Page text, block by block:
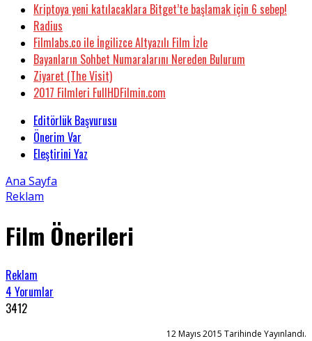
Kriptoya yeni katılacaklara Bitget’te başlamak için 6 sebep!
Radius
Filmlabs.co ile İngilizce Altyazılı Film İzle
Bayanların Sohbet Numaralarını Nereden Bulurum
Ziyaret (The Visit)
2017 Filmleri FullHDFilmin.com
Editörlük Başvurusu
Önerim Var
Eleştirini Yaz
Ana Sayfa
Reklam
Film Önerileri
Reklam
4 Yorumlar
3412
12 Mayıs 2015 Tarihinde Yayınlandı.